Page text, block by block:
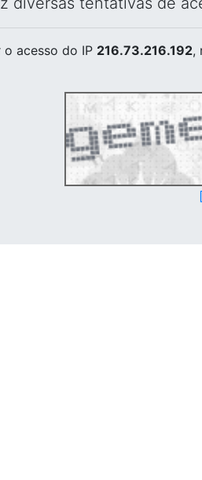
o acesso do IP 216.73.216.192,